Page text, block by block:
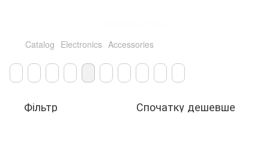
Catalog Electronics Accessories
Фільтр Спочатку дешевше